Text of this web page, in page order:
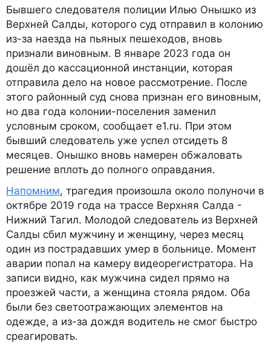
Бывшего следователя полиции Илью Онышко из
Верхней Салды, которого суд отправил в колонию
из-за наезда на пьяных пешеходов, вновь
признали виновным. В январе 2023 года он
дошёл до кассационной инстанции, которая
отправила дело на новое рассмотрение. После
этого районный суд снова признан его виновным,
но два года колонии-поселения заменил
условным сроком, сообщает e1.ru. При этом
бывший следователь уже успел отсидеть 8
месяцев. Онышко вновь намерен обжаловать
решение вплоть до полного оправдания.
Напомним, трагедия произошла около полуночи в
октябре 2019 года на трассе Верхняя Салда -
Нижний Тагил. Молодой следователь из Верхней
Салды сбил мужчину и женщину, через месяц
один из пострадавших умер в больнице. Момент
аварии попал на камеру видеорегистратора. На
записи видно, как мужчина сидел прямо на
проезжей части, а женщина стояла рядом. Оба
были без светоотражающих элементов на
одежде, а из-за дождя водитель не смог быстро
среагировать.